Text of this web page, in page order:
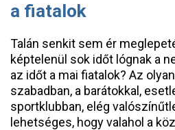
a fiatalok
Talán senkit sem ér
képtelenül sok időt lógnak a
az időt a mai fiatalok? Az
szabadban, a barátokkal,
sportklubban, elég
lehetséges, hogy valahol a